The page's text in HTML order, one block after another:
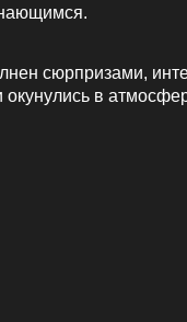
сюрпризами,
окунулись в